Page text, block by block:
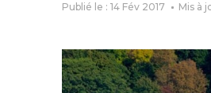
Publié le : 14 Fév 2017 Mis à